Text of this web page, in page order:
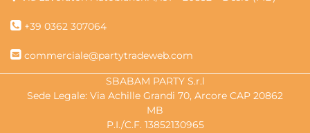
+39 0362 307064
commerciale@partytradeweb.com
SBABAM PARTY S.r.l
Sede Legale: Via Achille Grandi 70, Arcore CAP 20862
MB
P.I./C.F. 13852130965